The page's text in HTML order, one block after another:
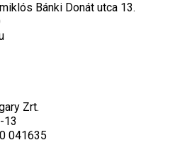
Bánki Donát utca 13.
Zrt.
13
041635